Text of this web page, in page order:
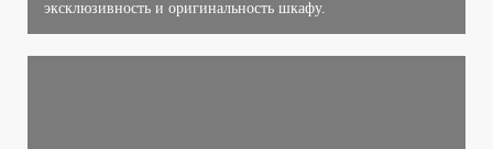
эксклюзивность и оригинальность шкафу.